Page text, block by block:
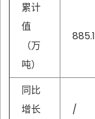
累计
值
（万
吨）
885.1
同比
增长
/